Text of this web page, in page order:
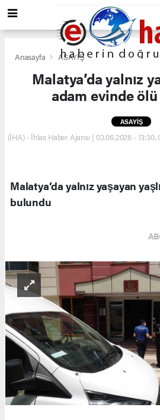
Anasayfa ASAYİŞ
Malatya’da yalnız
adam evinde
ASAYİŞ
(İHA) - İhlas Haber Ajansı | 03.06.2026 -
Malatya’da yalnız yaşayan
bulundu